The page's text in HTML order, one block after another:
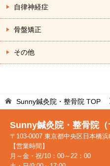
自律神経症
骨盤矯正
その他
Sunny鍼灸院・整骨院 TOP
Sunny鍼灸院・整骨院（
〒103-0007 東京都中央区日本橋浜
【営業時間】
月～金・祝/10：00～22：00